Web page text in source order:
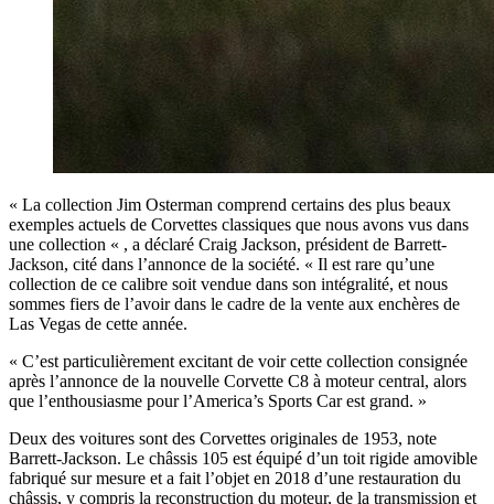
« La collection Jim Osterman comprend certains des plus beaux
exemples actuels de Corvettes classiques que nous avons vus dans
une collection « , a déclaré Craig Jackson, président de Barrett-
Jackson, cité dans l’annonce de la société. « Il est rare qu’une
collection de ce calibre soit vendue dans son intégralité, et nous
sommes fiers de l’avoir dans le cadre de la vente aux enchères de
Las Vegas de cette année.
« C’est particulièrement excitant de voir cette collection consignée
après l’annonce de la nouvelle Corvette C8 à moteur central, alors
que l’enthousiasme pour l’America’s Sports Car est grand. »
Deux des voitures sont des Corvettes originales de 1953, note
Barrett-Jackson. Le châssis 105 est équipé d’un toit rigide amovible
fabriqué sur mesure et a fait l’objet en 2018 d’une restauration du
châssis, y compris la reconstruction du moteur, de la transmission et